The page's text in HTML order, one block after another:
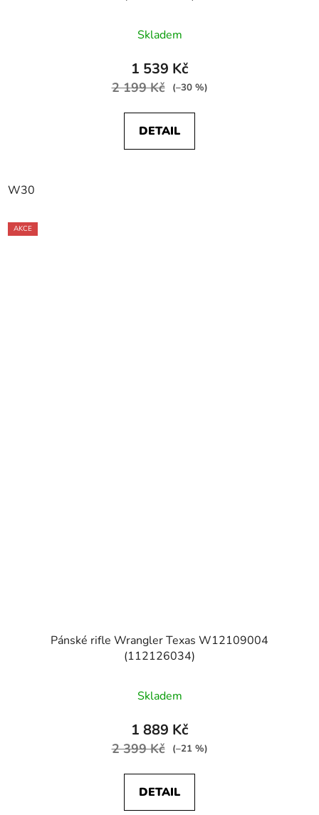
Skladem
1 539 Kč
2 199 Kč (–30 %)
DETAIL
W30
AKCE
Pánské rifle Wrangler Texas W12109004
(112126034)
Skladem
1 889 Kč
2 399 Kč (–21 %)
DETAIL